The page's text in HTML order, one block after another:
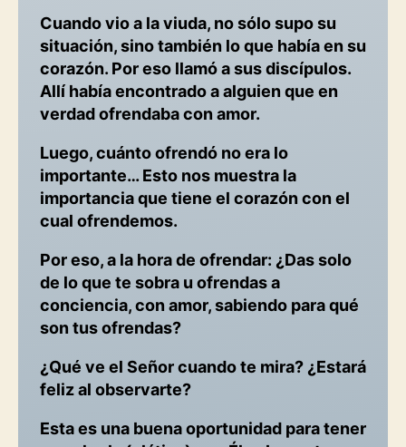
Cuando vio a la viuda, no sólo supo su
situación, sino también lo que había en su
corazón. Por eso llamó a sus discípulos.
Allí había encontrado a alguien que en
verdad ofrendaba con amor.
Luego, cuánto ofrendó no era lo
importante… Esto nos muestra la
importancia que tiene el corazón con el
cual ofrendemos.
Por eso, a la hora de ofrendar: ¿Das solo
de lo que te sobra u ofrendas a
conciencia, con amor, sabiendo para qué
son tus ofrendas?
¿Qué ve el Señor cuando te mira? ¿Estará
feliz al observarte?
Esta es una buena oportunidad para tener